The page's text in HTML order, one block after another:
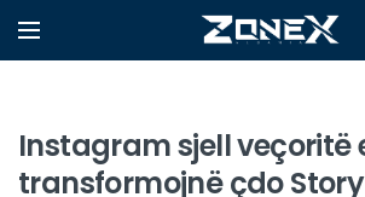
Instagram sjell veçoritë
transformojnë çdo